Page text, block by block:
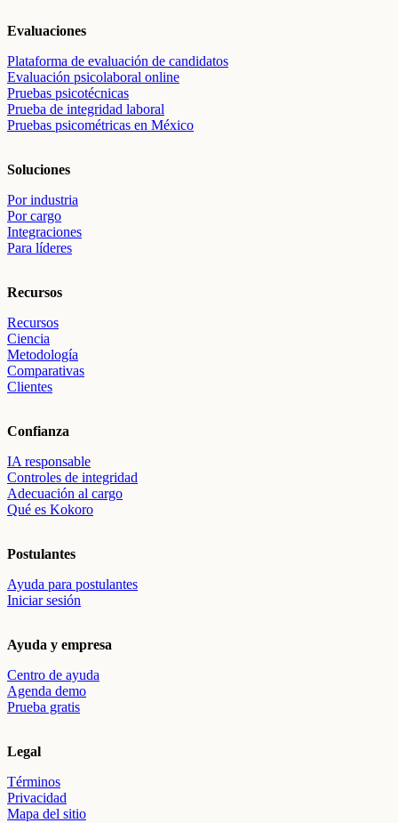
Evaluaciones
Plataforma de evaluación de candidatos
Evaluación psicolaboral online
Pruebas psicotécnicas
Prueba de integridad laboral
Pruebas psicométricas en México
Soluciones
Por industria
Por cargo
Integraciones
Para líderes
Recursos
Recursos
Ciencia
Metodología
Comparativas
Clientes
Confianza
IA responsable
Controles de integridad
Adecuación al cargo
Qué es Kokoro
Postulantes
Ayuda para postulantes
Iniciar sesión
Ayuda y empresa
Centro de ayuda
Agenda demo
Prueba gratis
Legal
Términos
Privacidad
Mapa del sitio